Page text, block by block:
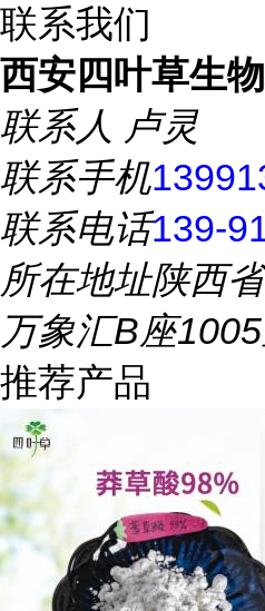
联系我们
西安四叶草生
联系人 卢灵
联系手机
联系电话139-
所在地址陕西
万象汇B座
推荐产品